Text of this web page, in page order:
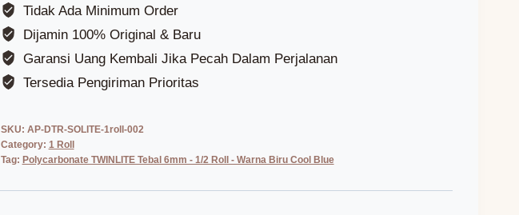
Tidak Ada Minimum Order
Dijamin 100% Original & Baru
Garansi Uang Kembali Jika Pecah Dalam Perjalanan
Tersedia Pengiriman Prioritas
SKU: AP-DTR-SOLITE-1roll-002
Category: 1 Roll
Tag: Polycarbonate TWINLITE Tebal 6mm - 1/2 Roll - Warna Biru Cool Blue